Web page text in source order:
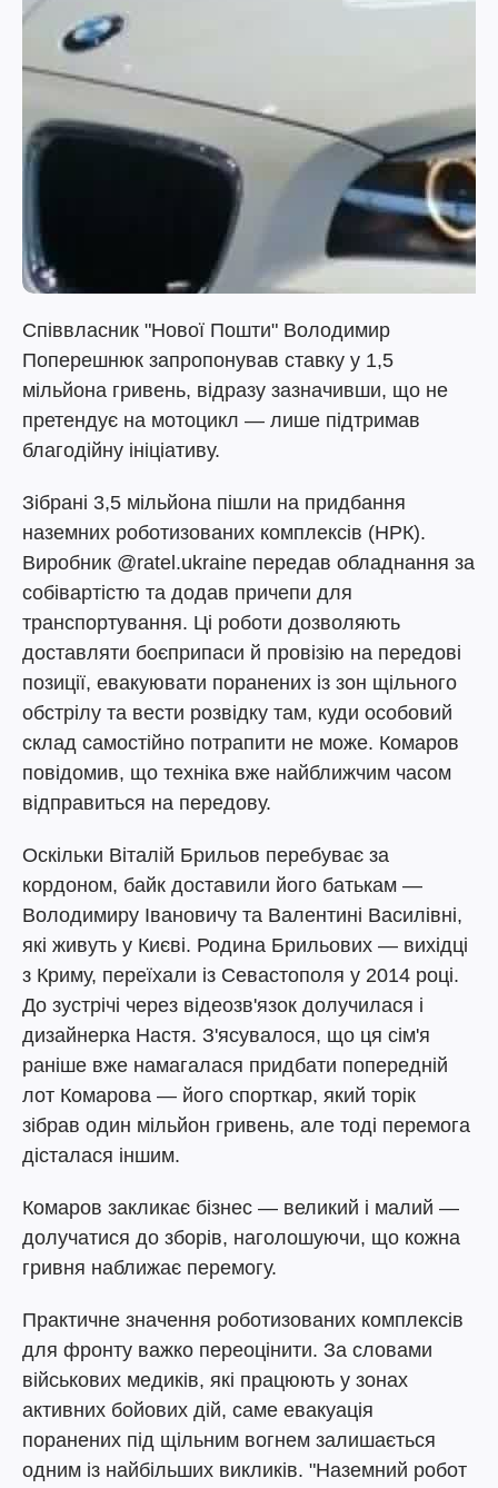
Співвласник "Нової Пошти" Володимир
Поперешнюк запропонував ставку у 1,5
мільйона гривень, відразу зазначивши, що не
претендує на мотоцикл — лише підтримав
благодійну ініціативу.
Зібрані 3,5 мільйона пішли на придбання
наземних роботизованих комплексів (НРК).
Виробник @ratel.ukraine передав обладнання за
собівартістю та додав причепи для
транспортування. Ці роботи дозволяють
доставляти боєприпаси й провізію на передові
позиції, евакуювати поранених із зон щільного
обстрілу та вести розвідку там, куди особовий
склад самостійно потрапити не може. Комаров
повідомив, що техніка вже найближчим часом
відправиться на передову.
Оскільки Віталій Брильов перебуває за
кордоном, байк доставили його батькам —
Володимиру Івановичу та Валентині Василівні,
які живуть у Києві. Родина Брильових — вихідці
з Криму, переїхали із Севастополя у 2014 році.
До зустрічі через відеозв'язок долучилася і
дизайнерка Настя. З'ясувалося, що ця сім'я
раніше вже намагалася придбати попередній
лот Комарова — його спорткар, який торік
зібрав один мільйон гривень, але тоді перемога
дісталася іншим.
Комаров закликає бізнес — великий і малий —
долучатися до зборів, наголошуючи, що кожна
гривня наближає перемогу.
Практичне значення роботизованих комплексів
для фронту важко переоцінити. За словами
військових медиків, які працюють у зонах
активних бойових дій, саме евакуація
поранених під щільним вогнем залишається
одним із найбільших викликів. "Наземний робот